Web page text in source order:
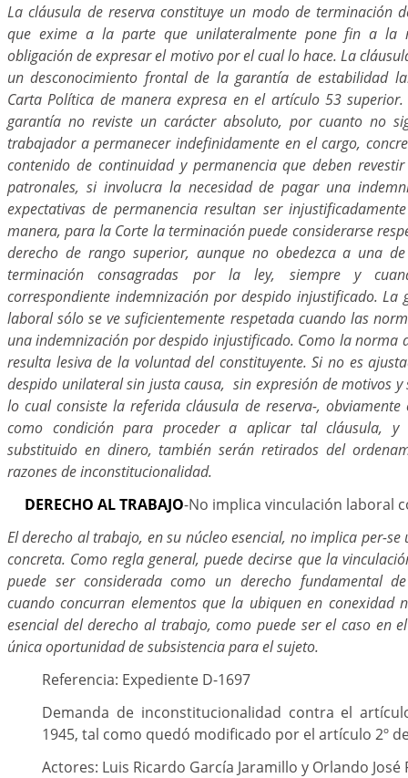
La cláusula de reserva constituye un modo de terminación
que exime a la parte que unilateralmente pone fin a la
obligación de expresar el motivo por el cual lo hace. La
un desconocimiento frontal de la garantía de estabilidad
Carta Política de manera expresa en el artículo 53
garantía no reviste un carácter absoluto, por cuanto no
trabajador a permanecer indefinidamente en el cargo,
contenido de continuidad y permanencia que deben
patronales, si involucra la necesidad de pagar una
expectativas de permanencia resultan ser
manera, para la Corte la terminación puede considerarse
derecho de rango superior, aunque no obedezca a una
terminación consagradas por la ley, siempre y
correspondiente indemnización por despido injustificado. La
laboral sólo se ve suficientemente respetada cuando las
una indemnización por despido injustificado. Como la norma
resulta lesiva de la voluntad del constituyente. Si no es
despido unilateral sin justa causa, sin expresión de motivos
lo cual consiste la referida cláusula de reserva-, obviamente
como condición para proceder a aplicar tal cláusula,
substituido en dinero, también serán retirados del
razones de inconstitucionalidad.
DERECHO AL TRABAJO-No implica vinculación laboral
El derecho al trabajo, en su núcleo esencial, no implica per-
concreta. Como regla general, puede decirse que la
puede ser considerada como un derecho fundamental
cuando concurran elementos que la ubiquen en conexidad
esencial del derecho al trabajo, como puede ser el caso en
única oportunidad de subsistencia para el sujeto.
Referencia: Expediente D-1697
Demanda de inconstitucionalidad contra el
1945, tal como quedó modificado por el artículo 2º
Actores: Luis Ricardo García Jaramillo y Orlando